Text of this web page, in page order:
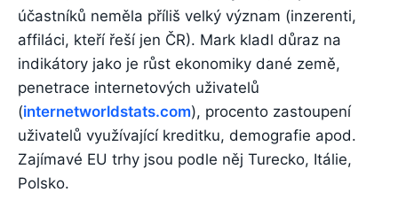
účastníků neměla příliš velký význam (inzerenti,
affiláci, kteří řeší jen ČR). Mark kladl důraz na
indikátory jako je růst ekonomiky dané země,
penetrace internetových uživatelů
(internetworldstats.com), procento zastoupení
uživatelů využívající kreditku, demografie apod.
Zajímavé EU trhy jsou podle něj Turecko, Itálie,
Polsko.